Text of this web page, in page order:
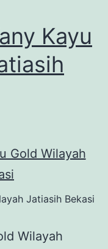
Kayu
Jatiasih Bekasi
Wilayah